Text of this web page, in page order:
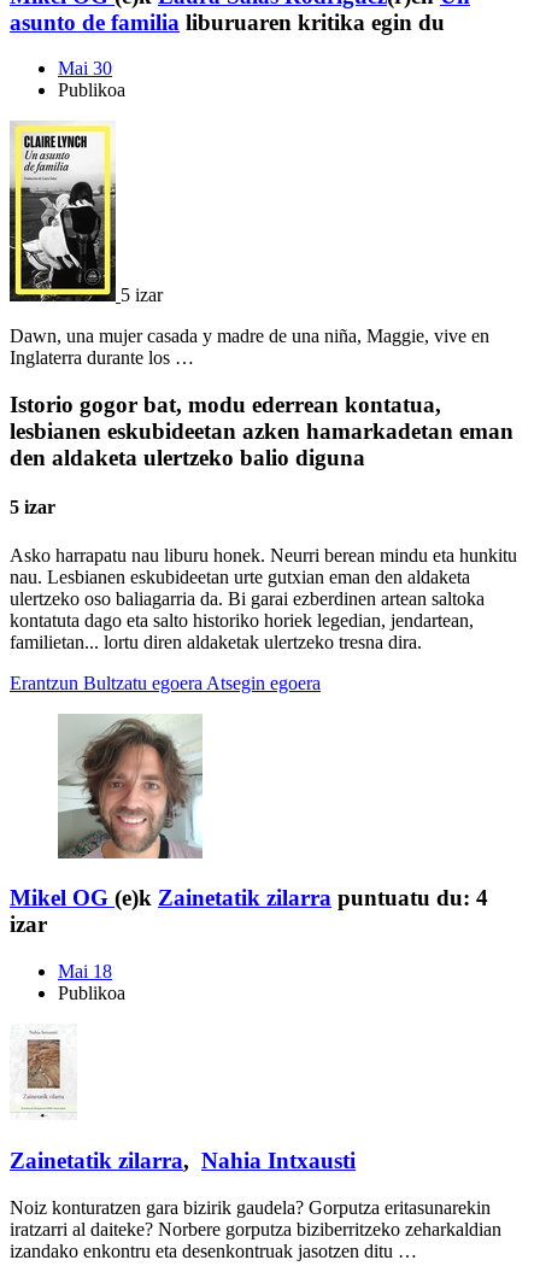
asunto de familia liburuaren kritika egin du
Mai 30
Publikoa
5 izar
Dawn, una mujer casada y madre de una niña, Maggie, vive en
Inglaterra durante los …
Istorio gogor bat, modu ederrean kontatua,
lesbianen eskubideetan azken hamarkadetan eman
den aldaketa ulertzeko balio diguna
5 izar
Asko harrapatu nau liburu honek. Neurri berean mindu eta hunkitu
nau. Lesbianen eskubideetan urte gutxian eman den aldaketa
ulertzeko oso baliagarria da. Bi garai ezberdinen artean saltoka
kontatuta dago eta salto historiko horiek legedian, jendartean,
familietan... lortu diren aldaketak ulertzeko tresna dira.
Erantzun Bultzatu egoera Atsegin egoera
Mikel OG (e)k Zainetatik zilarra puntuatu du: 4
izar
Mai 18
Publikoa
Zainetatik zilarra, Nahia Intxausti
Noiz konturatzen gara bizirik gaudela? Gorputza eritasunarekin
iratzarri al daiteke? Norbere gorputza biziberritzeko zeharkaldian
izandako enkontru eta desenkontruak jasotzen ditu …